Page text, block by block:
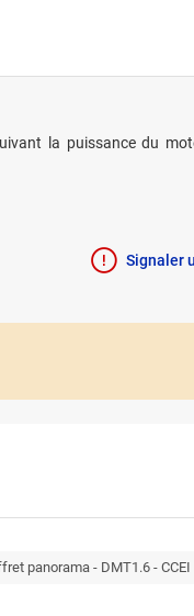
la puissance du
Signaler
panorama - DMT1.6 - CCEI